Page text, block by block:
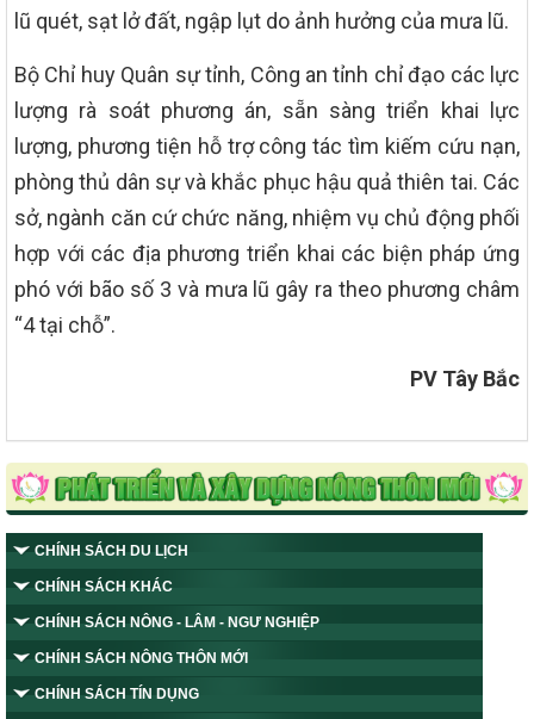
lũ quét, sạt lở đất, ngập lụt do ảnh hưởng của mưa lũ.
Bộ Chỉ huy Quân sự tỉnh, Công an tỉnh chỉ đạo các lực
lượng rà soát phương án, sẵn sàng triển khai lực
lượng, phương tiện hỗ trợ công tác tìm kiếm cứu nạn,
phòng thủ dân sự và khắc phục hậu quả thiên tai. Các
sở, ngành căn cứ chức năng, nhiệm vụ chủ động phối
hợp với các địa phương triển khai các biện pháp ứng
phó với bão số 3 và mưa lũ gây ra theo phương châm
“4 tại chỗ”.
PV Tây Bắc
CHÍNH SÁCH DU LỊCH
CHÍNH SÁCH KHÁC
CHÍNH SÁCH NÔNG - LÂM - NGƯ NGHIỆP
CHÍNH SÁCH NÔNG THÔN MỚI
CHÍNH SÁCH TÍN DỤNG